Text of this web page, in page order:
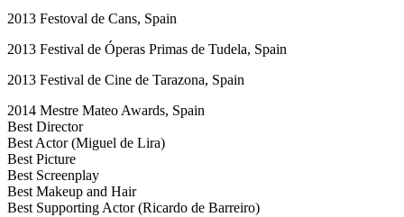
2013 Festoval de Cans, Spain
2013 Festival de Óperas Primas de Tudela, Spain
2013 Festival de Cine de Tarazona, Spain
2014 Mestre Mateo Awards, Spain
Best Director
Best Actor (Miguel de Lira)
Best Picture
Best Screenplay
Best Makeup and Hair
Best Supporting Actor (Ricardo de Barreiro)